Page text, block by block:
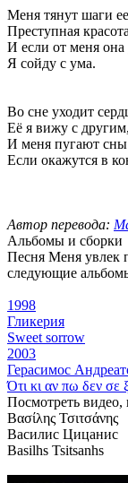
Меня тянут шаги
Преступная
И если от меня
Я сойду с ума.
Во сне уходит
Её я вижу с
И меня пугают
Если окажутся в
Автор перевода:
Альбомы и сборки
Песня Меня увлек
следующие
1998
Гликерия
Sweet sorrow
2003
Герасимос
Ότι κι αν πω δεν
Посмотреть
Βασίλης Τσιτσάνης
Василис Цицанис
Basilhs Tsitsanhs